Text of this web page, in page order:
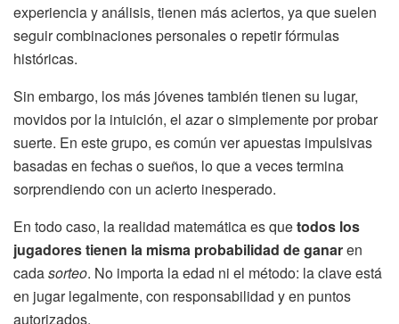
experiencia y análisis, tienen más aciertos, ya que suelen
seguir combinaciones personales o repetir fórmulas
históricas.
Sin embargo, los más jóvenes también tienen su lugar,
movidos por la intuición, el azar o simplemente por probar
suerte. En este grupo, es común ver apuestas impulsivas
basadas en fechas o sueños, lo que a veces termina
sorprendiendo con un acierto inesperado.
En todo caso, la realidad matemática es quetodos los
jugadores tienen la misma probabilidad de ganaren
cadasorteo. No importa la edad ni el método: la clave está
en jugar legalmente, con responsabilidad y en puntos
autorizados.